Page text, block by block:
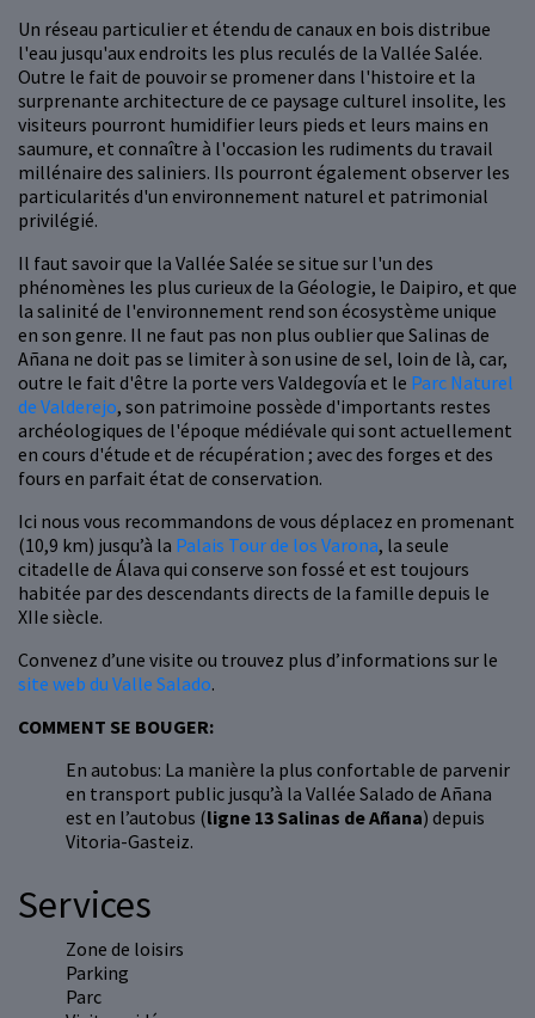
Un réseau particulier et étendu de canaux en bois distribue
l'eau jusqu'aux endroits les plus reculés de la Vallée Salée.
Outre le fait de pouvoir se promener dans l'histoire et la
surprenante architecture de ce paysage culturel insolite, les
visiteurs pourront humidifier leurs pieds et leurs mains en
saumure, et connaître à l'occasion les rudiments du travail
millénaire des saliniers. Ils pourront également observer les
particularités d'un environnement naturel et patrimonial
privilégié.
Il faut savoir que la Vallée Salée se situe sur l'un des
phénomènes les plus curieux de la Géologie, le Daipiro, et que
la salinité de l'environnement rend son écosystème unique
en son genre. Il ne faut pas non plus oublier que Salinas de
Añana ne doit pas se limiter à son usine de sel, loin de là, car,
outre le fait d'être la porte vers Valdegovía et le Parc Naturel
de Valderejo, son patrimoine possède d'importants restes
archéologiques de l'époque médiévale qui sont actuellement
en cours d'étude et de récupération ; avec des forges et des
fours en parfait état de conservation.
Ici nous vous recommandons de vous déplacez en promenant
(10,9 km) jusqu’à la Palais Tour de los Varona, la seule
citadelle de Álava qui conserve son fossé et est toujours
habitée par des descendants directs de la famille depuis le
XIIe siècle.
Convenez d’une visite ou trouvez plus d’informations sur le
site web du Valle Salado.
COMMENT SE BOUGER:
En autobus: La manière la plus confortable de parvenir
en transport public jusqu’à la Vallée Salado de Añana
est en l’autobus (ligne 13 Salinas de Añana) depuis
Vitoria-Gasteiz.
Services
Zone de loisirs
Parking
Parc